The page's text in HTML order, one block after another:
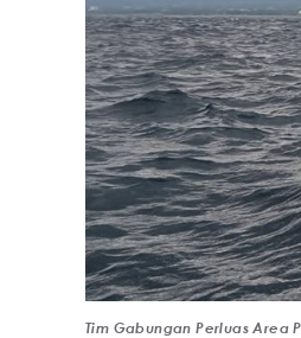
Tim Gabungan Perluas Area